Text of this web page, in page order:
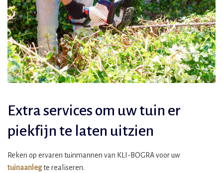
Extra services om uw tuin er
piekfijn te laten uitzien
Reken op ervaren tuinmannen van KLI-BOGRA voor uw
tuinaanlegte realiseren.